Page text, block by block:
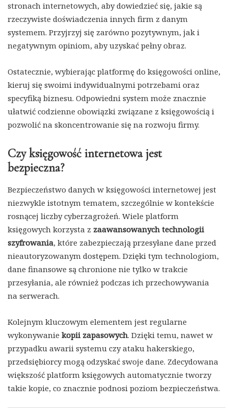
stronach internetowych, aby dowiedzieć się, jakie są
rzeczywiste doświadczenia innych firm z danym
systemem. Przyjrzyj się zarówno pozytywnym, jak i
negatywnym opiniom, aby uzyskać pełny obraz.
Ostatecznie, wybierając platformę do księgowości online,
kieruj się swoimi indywidualnymi potrzebami oraz
specyfiką biznesu. Odpowiedni system może znacznie
ułatwić codzienne obowiązki związane z księgowością i
pozwolić na skoncentrowanie się na rozwoju firmy.
Czy księgowość internetowa jest
bezpieczna?
Bezpieczeństwo danych w księgowości internetowej jest
niezwykle istotnym tematem, szczególnie w kontekście
rosnącej liczby cyberzagrożeń. Wiele platform
księgowych korzysta z zaawansowanych technologii
szyfrowania, które zabezpieczają przesyłane dane przed
nieautoryzowanym dostępem. Dzięki tym technologiom,
dane finansowe są chronione nie tylko w trakcie
przesyłania, ale również podczas ich przechowywania
na serwerach.
Kolejnym kluczowym elementem jest regularne
wykonywanie kopii zapasowych. Dzięki temu, nawet w
przypadku awarii systemu czy ataku hakerskiego,
przedsiębiorcy mogą odzyskać swoje dane. Zdecydowana
większość platform księgowych automatycznie tworzy
takie kopie, co znacznie podnosi poziom bezpieczeństwa.